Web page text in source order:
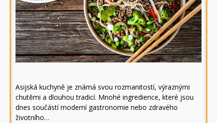
Asijská kuchyně je známá svou rozmanitostí, výraznými
chutěmi a dlouhou tradicí. Mnohé ingredience, které jsou
dnes součástí moderní gastronomie nebo zdravého
životního…